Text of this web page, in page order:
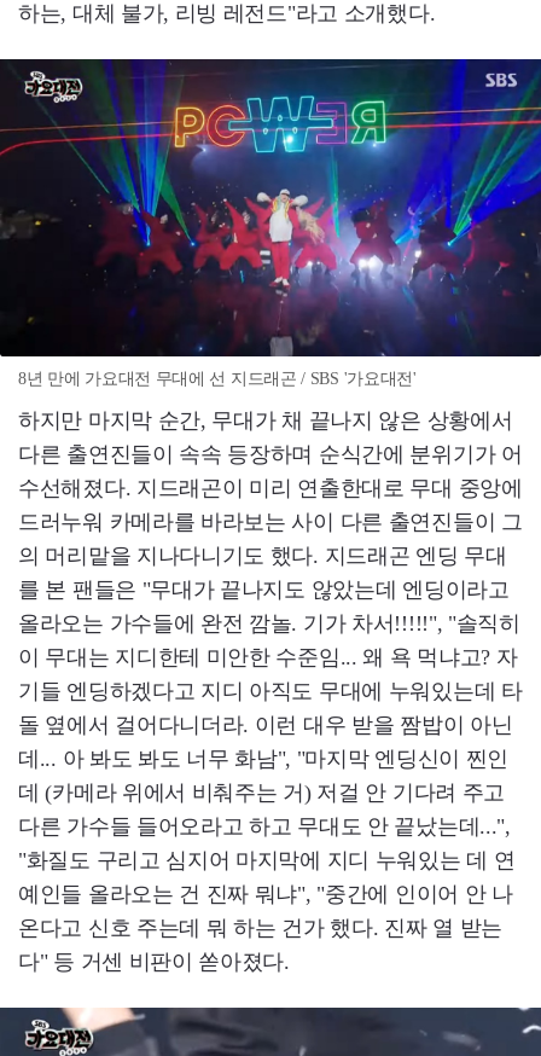
하는, 대체 불가, 리빙 레전드"라고 소개했다.
8년 만에 가요대전 무대에 선 지드래곤 / SBS '가요대전'
하지만 마지막 순간, 무대가 채 끝나지 않은 상황에서
다른 출연진들이 속속 등장하며 순식간에 분위기가 어
수선해졌다. 지드래곤이 미리 연출한대로 무대 중앙에
드러누워 카메라를 바라보는 사이 다른 출연진들이 그
의 머리맡을 지나다니기도 했다. 지드래곤 엔딩 무대
를 본 팬들은 "무대가 끝나지도 않았는데 엔딩이라고
올라오는 가수들에 완전 깜놀. 기가 차서!!!!!", "솔직히
이 무대는 지디한테 미안한 수준임... 왜 욕 먹냐고? 자
기들 엔딩하겠다고 지디 아직도 무대에 누워있는데 타
돌 옆에서 걸어다니더라. 이런 대우 받을 짬밥이 아닌
데... 아 봐도 봐도 너무 화남", "마지막 엔딩신이 찐인
데 (카메라 위에서 비춰주는 거) 저걸 안 기다려 주고
다른 가수들 들어오라고 하고 무대도 안 끝났는데...",
"화질도 구리고 심지어 마지막에 지디 누워있는 데 연
예인들 올라오는 건 진짜 뭐냐", "중간에 인이어 안 나
온다고 신호 주는데 뭐 하는 건가 했다. 진짜 열 받는
다" 등 거센 비판이 쏟아졌다.